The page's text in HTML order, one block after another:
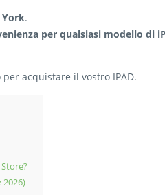
.
per qualsiasi modello di
acquistare il vostro IPAD.
2026)